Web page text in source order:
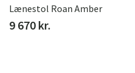
Lænestol Roan Amber
9 670 kr.